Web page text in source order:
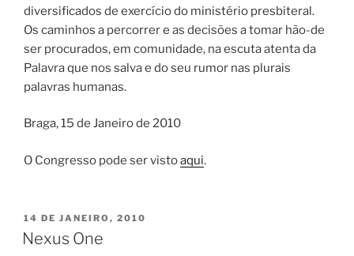
diversificados de exercício do ministério presbiteral.
Os caminhos a percorrer e as decisões a tomar hão-de
ser procurados, em comunidade, na escuta atenta da
Palavra que nos salva e do seu rumor nas plurais
palavras humanas.
Braga, 15 de Janeiro de 2010
O Congresso pode ser vistoaqui.
PUBLICADO
EM
14 DE JANEIRO, 2010
Nexus One